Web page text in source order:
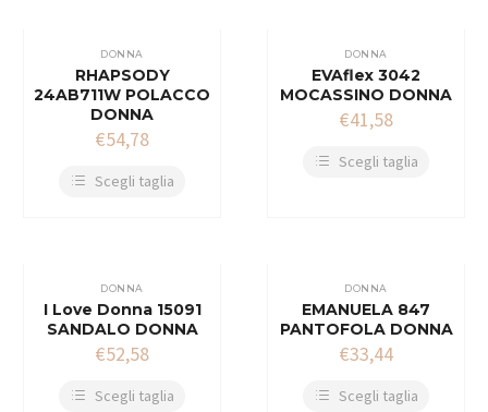
DONNA
RHAPSODY
24AB711W POLACCO
DONNA
€54,78
Scegli taglia
DONNA
EVAflex 3042
MOCASSINO DONNA
€41,58
Scegli taglia
DONNA
I Love Donna 15091
SANDALO DONNA
€52,58
Scegli taglia
DONNA
EMANUELA 847
PANTOFOLA DONNA
€33,44
Scegli taglia